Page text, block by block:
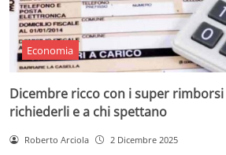
Economia
Dicembre ricco con i super rimborsi
richiederli e a chi spettano
Roberto Arciola 2 Dicembre 2025